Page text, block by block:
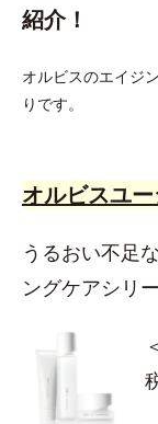
紹介！
オルビスのエイジ
りです。
オルビスユ
うるおい不足
ングケアシリ